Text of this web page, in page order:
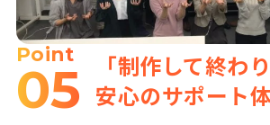
Point
05
「制作して終わ
安心のサポート